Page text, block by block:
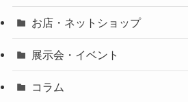
お店・ネットショップ
展示会・イベント
コラム